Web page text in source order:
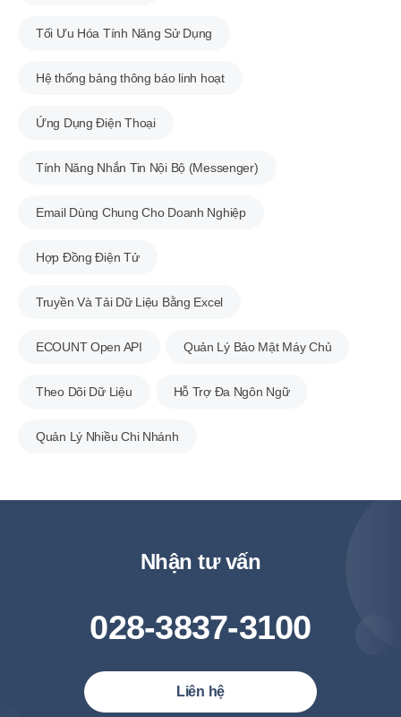
Tối Ưu Hóa Tính Năng Sử Dụng
Hệ thống bảng thông báo linh hoạt
Ứng Dụng Điện Thoại
Tính Năng Nhắn Tin Nội Bộ (Messenger)
Email Dùng Chung Cho Doanh Nghiệp
Hợp Đồng Điện Tử
Truyền Và Tải Dữ Liệu Bằng Excel
ECOUNT Open API Quản Lý Bảo Mật Máy Chủ
Theo Dõi Dữ Liệu Hỗ Trợ Đa Ngôn Ngữ
Quản Lý Nhiều Chi Nhánh
Nhận tư vấn
028-3837-3100
Liên hệ